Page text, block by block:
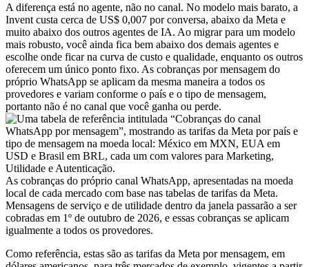
A diferença está no agente, não no canal. No modelo mais barato, a
Invent custa cerca de US$ 0,007 por conversa, abaixo da Meta e
muito abaixo dos outros agentes de IA. Ao migrar para um modelo
mais robusto, você ainda fica bem abaixo dos demais agentes e
escolhe onde ficar na curva de custo e qualidade, enquanto os outros
oferecem um único ponto fixo. As cobranças por mensagem do
próprio WhatsApp se aplicam da mesma maneira a todos os
provedores e variam conforme o país e o tipo de mensagem,
portanto não é no canal que você ganha ou perde.
As cobranças do próprio canal WhatsApp, apresentadas na moeda
local de cada mercado com base nas tabelas de tarifas da Meta.
Mensagens de serviço e de utilidade dentro da janela passarão a ser
cobradas em 1º de outubro de 2026, e essas cobranças se aplicam
igualmente a todos os provedores.
Como referência, estas são as tarifas da Meta por mensagem, em